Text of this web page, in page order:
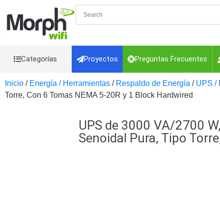
Categorías Proyectos Preguntas Frecuentes
Videovigilancia Videovigilancia
Accesorios Generales
Interconexión Controladores PTZ
Cámaras Iluminadores IR y de
Lentes Micrófonos
Inicio / Energía / Herramientas / Respaldo de Energía / UPS /
Torre, Con 6 Tomas NEMA 5-20R y 1 Block Hardwired
UPS de 3000 VA/2700
Senoidal Pura, Tipo